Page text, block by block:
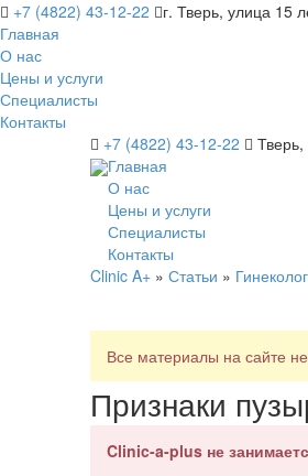
+7 (4822) 43-12-22
г. Тверь, улица 15
Главная
О нас
Цены и услуги
Специалисты
Контакты
+7 (4822) 43-12-22
Главная
О нас
Цены и услуги
Специалисты
Контакты
Clinic A+ » Статьи »
Все материалы на сайте
Признаки
Clinic-a-plus не